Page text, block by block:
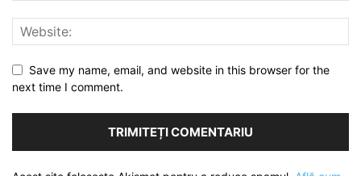
Save my name, email, and website in this browser for the
next time I comment.